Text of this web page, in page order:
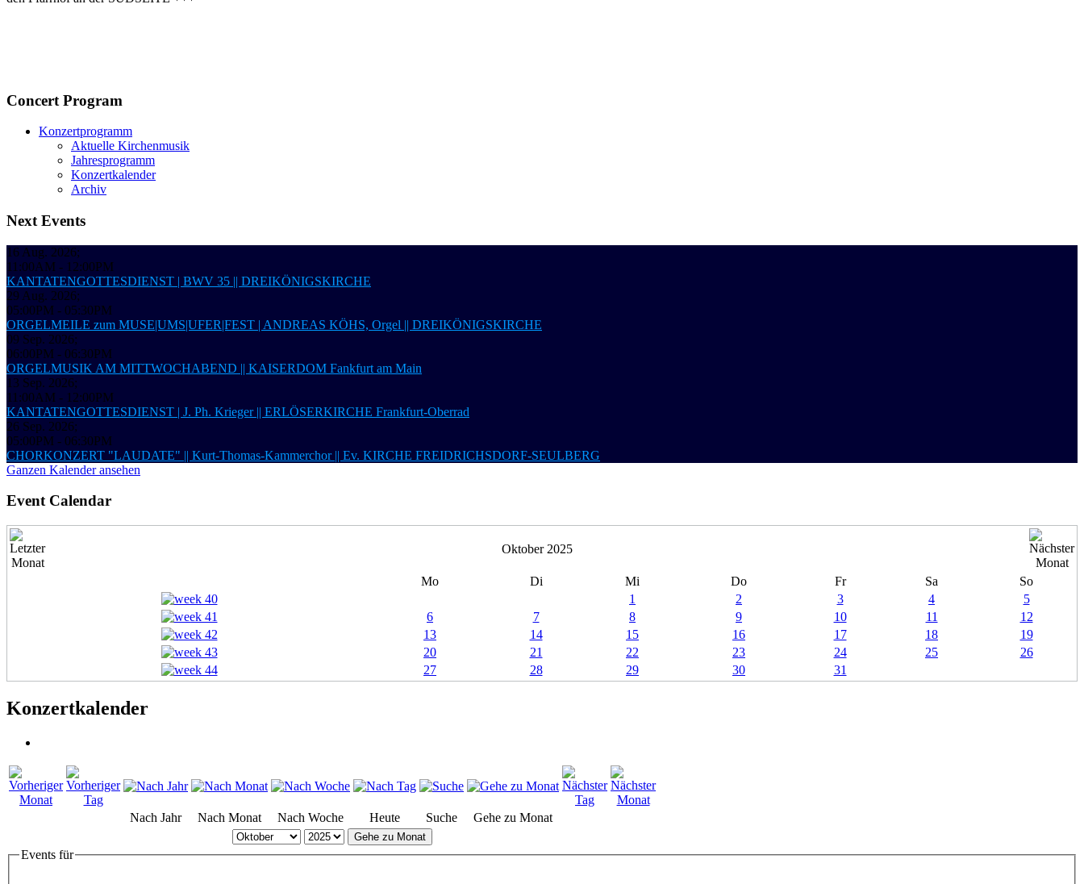
Concert Program
Konzertprogramm
Aktuelle Kirchenmusik
Jahresprogramm
Konzertkalender
Archiv
Next Events
16 Aug. 2026;
11:00AM - 12:00PM
KANTATENGOTTESDIENST | BWV 35 || DREIKÖNIGSKIRCHE
29 Aug. 2026;
05:00PM - 05:30PM
ORGELMEILE zum MUSE|UMS|UFER|FEST | ANDREAS KÖHS, Orgel || DREIKÖNIGSKIRCHE
09 Sep. 2026;
06:00PM - 06:30PM
ORGELMUSIK AM MITTWOCHABEND || KAISERDOM Fankfurt am Main
13 Sep. 2026;
11:00AM - 12:00PM
KANTATENGOTTESDIENST | J. Ph. Krieger || ERLÖSERKIRCHE Frankfurt-Oberrad
26 Sep. 2026;
05:00PM - 06:30PM
CHORKONZERT "LAUDATE" || Kurt-Thomas-Kammerchor || Ev. KIRCHE FREIDRICHSDORF-SEULBERG
Ganzen Kalender ansehen
Event Calendar
Oktober 2025
Mo Di Mi Do Fr Sa
So
1
2 3 4
5
6
7 8 9 10 11
12
13
14 15 16 17 18
19
20
21 22 23 24 25
26
27
28 29 30 31
Konzertkalender
Nach Jahr Nach Monat Nach Woche Heute Suche Gehe zu Monat
Gehe zu Monat
Events für